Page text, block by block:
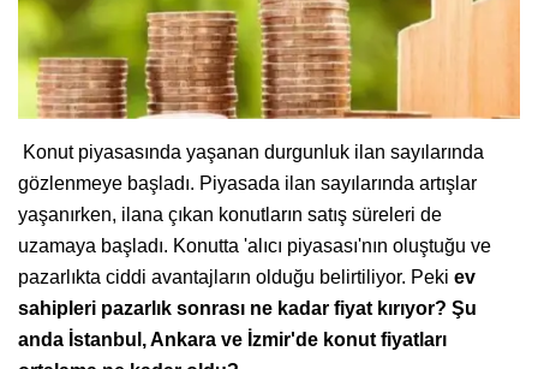
Konut piyasasında yaşanan durgunluk ilan sayılarında
gözlenmeye başladı. Piyasada ilan sayılarında artışlar
yaşanırken, ilana çıkan konutların satış süreleri de
uzamaya başladı. Konutta 'alıcı piyasası'nın oluştuğu ve
pazarlıkta ciddi avantajların olduğu belirtiliyor. Peki ev
sahipleri pazarlık sonrası ne kadar fiyat kırıyor? Şu
anda İstanbul, Ankara ve İzmir'de konut fiyatları